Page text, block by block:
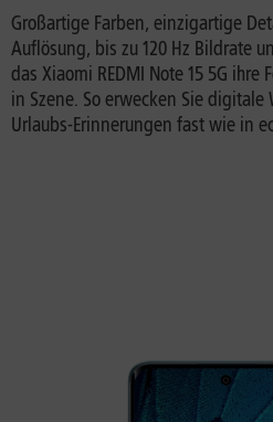
Großartige Farben, einzigartige
Auflösung, bis zu 120 Hz Bildrate
das Xiaomi REDMI Note 15 5G
in Szene. So erwecken Sie
Urlaubs-Erinnerungen fast wie in